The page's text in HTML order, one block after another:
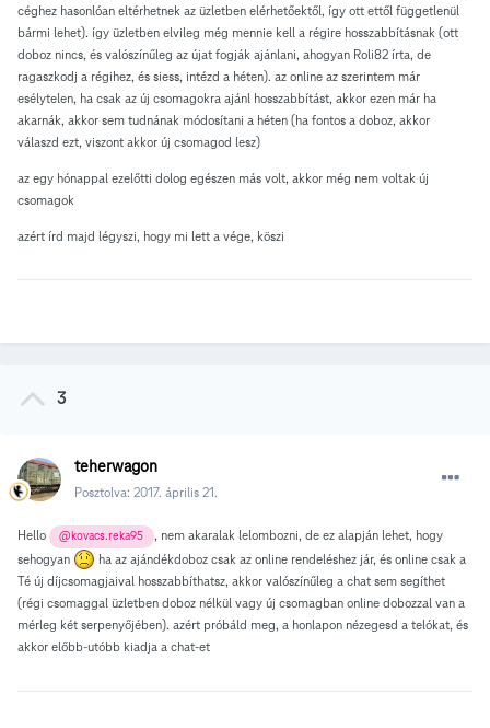
céghez hasonlóan eltérhetnek az üzletben elérhetőektől, így ott ettől függetlenül
bármi lehet). így üzletben elvileg még mennie kell a régire hosszabbításnak (ott
doboz nincs, és valószínűleg az újat fogják ajánlani, ahogyan Roli82 írta, de
ragaszkodj a régihez, és siess, intézd a héten). az online az szerintem már
esélytelen, ha csak az új csomagokra ajánl hosszabbítást, akkor ezen már ha
akarnák, akkor sem tudnának módosítani a héten (ha fontos a doboz, akkor
válaszd ezt, viszont akkor új csomagod lesz)
az egy hónappal ezelőtti dolog egészen más volt, akkor még nem voltak új
csomagok
azért írd majd légyszi, hogy mi lett a vége, köszi
3
teherwagon
Posztolva: 2017. április 21.
Hello @kovacs.reka95
, nem akaralak lelombozni, de ez alapján lehet, hogy
sehogyan
ha az ajándékdoboz csak az online rendeléshez jár, és online csak a
Té új díjcsomagjaival hosszabbíthatsz, akkor valószínűleg a chat sem segíthet
(régi csomaggal üzletben doboz nélkül vagy új csomagban online dobozzal van a
mérleg két serpenyőjében). azért próbáld meg, a honlapon nézegesd a telókat, és
akkor előbb-utóbb kiadja a chat-et